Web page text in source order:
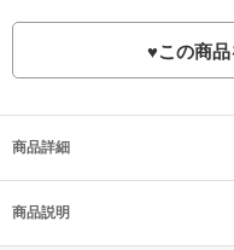
♥この商
商品詳細
商品説明